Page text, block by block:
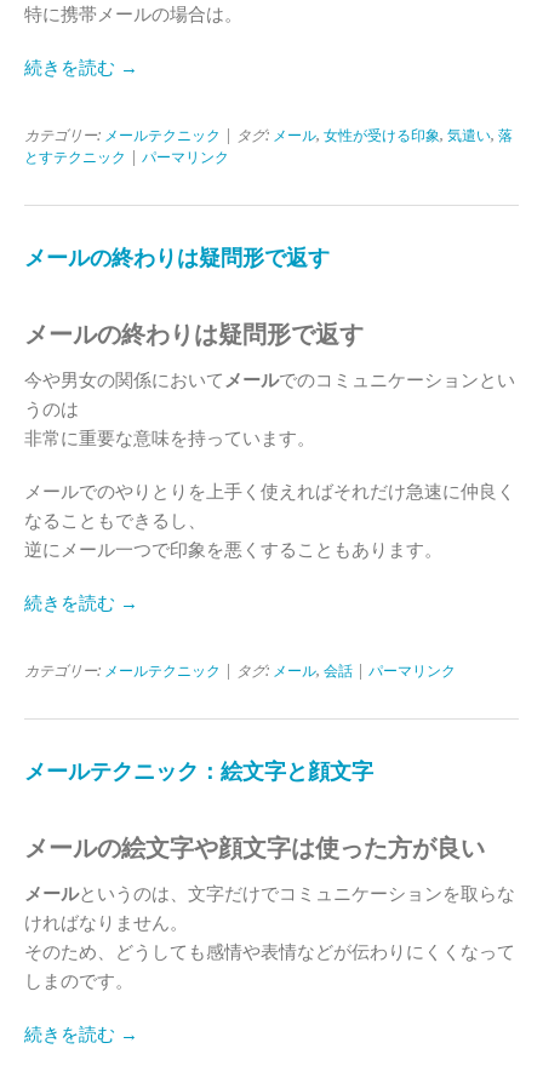
特に携帯メールの場合は。
続きを読む →
カテゴリー: メールテクニック | タグ: メール, 女性が受ける印象, 気遣い, 落
とすテクニック
パーマリンク
メールの終わりは疑問形で返す
メールの終わりは疑問形で返す
今や男女の関係においてメールでのコミュニケーションとい
うのは
非常に重要な意味を持っています。
メールでのやりとりを上手く使えればそれだけ急速に仲良く
なることもできるし、
逆にメール一つで印象を悪くすることもあります。
続きを読む →
カテゴリー: メールテクニック | タグ: メール, 会話 パーマリンク
メールテクニック：絵文字と顔文字
メールの絵文字や顔文字は使った方が良い
メールというのは、文字だけでコミュニケーションを取らな
ければなりません。
そのため、どうしても感情や表情などが伝わりにくくなって
しまのです。
続きを読む →